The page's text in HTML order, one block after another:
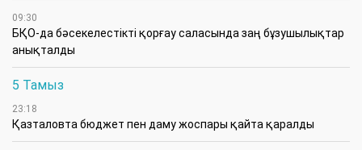
09:30
БҚО-да бәсекелестікті қорғау саласында заң бұзушылықтар
анықталды
5 Тамыз
23:18
Қазталовта бюджет пен даму жоспары қайта қаралды